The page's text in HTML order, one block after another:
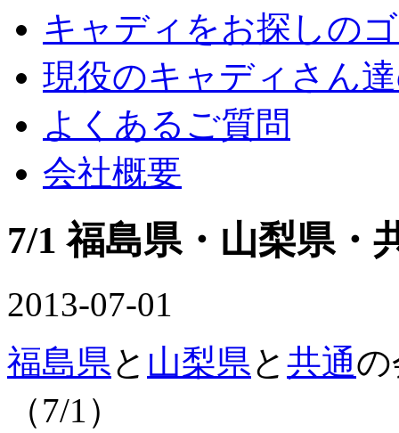
キャディをお探しの
現役のキャディさん
よくあるご質問
会社概要
7/1 福島県・山梨県・
2013-07-01
福島県と 山梨県と 共通
（7/1）